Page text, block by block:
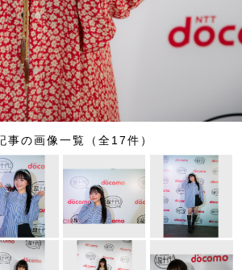
事の画像一覧（全17件）